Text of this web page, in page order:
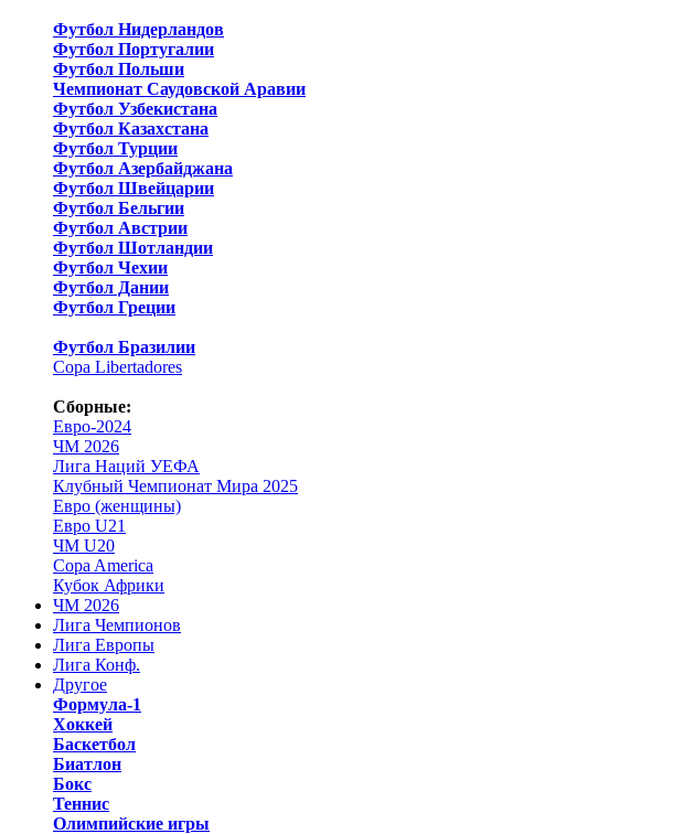
Футбол Нидерландов
Футбол Португалии
Футбол Польши
Чемпионат Саудовской Аравии
Футбол Узбекистана
Футбол Казахстана
Футбол Турции
Футбол Азербайджана
Футбол Швейцарии
Футбол Бельгии
Футбол Австрии
Футбол Шотландии
Футбол Чехии
Футбол Дании
Футбол Греции
Футбол Бразилии
Copa Libertadores
Сборные:
Евро-2024
ЧМ 2026
Лига Наций УЕФА
Клубный Чемпионат Мира 2025
Евро (женщины)
Евро U21
ЧМ U20
Copa America
Кубок Африки
ЧМ 2026
Лига Чемпионов
Лига Европы
Лига Конф.
Другое
Формула-1
Хоккей
Баскетбол
Биатлон
Бокс
Теннис
Олимпийские игры